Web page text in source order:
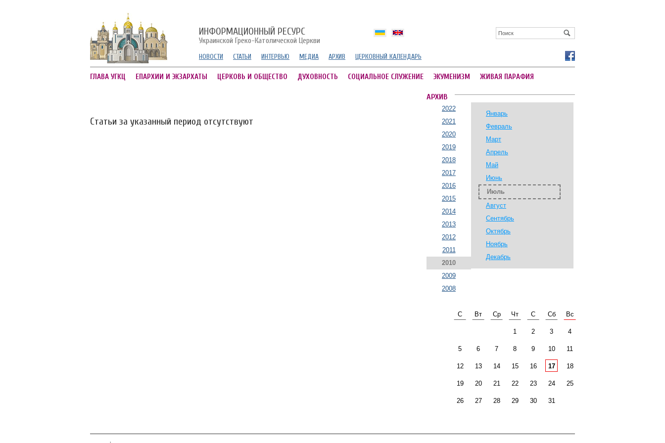
ИНФОРМАЦИОННЫЙ РЕСУРС
Украинской Греко-Католической Церкви
НОВОСТИ СТАТЬИ ИНТЕРВЬЮ МЕДИА АРХИВ ЦЕРКОВНЫЙ КАЛЕНДАРЬ
ГЛАВА УГКЦ ЕПАРХИИ И ЭКЗАРХАТЫ ЦЕРКОВЬ И ОБЩЕСТВО ДУХОВНОСТЬ СОЦИАЛЬНОЕ СЛУЖЕНИЕ ЭКУМЕНИЗМ ЖИВАЯ ПАРАФИЯ
Статьи за указанный период отсутствуют
АРХИВ
2022
2021
2020
2019
2018
2017
2016
2015
2014
2013
2012
2011
2010
2009
2008
Январь
Февраль
Март
Апрель
Май
Июнь
Июль
Август
Сентябрь
Октябрь
Ноябрь
Декабрь
С Вт Ср Чт С Сб Вс
1 2 3 4
5 6 7 8 9 10 11
12 13 14 15 16 17 18
19 20 21 22 23 24 25
26 27 28 29 30 31